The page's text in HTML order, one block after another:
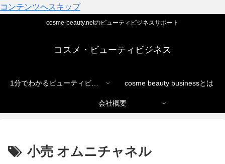
コンテンツへスキップ
cosme-beauty.netのビューティビジネスサポート
コスメ・ビューティビジネス
1分でわかるビューティビジネス cosme beauty businessとは
会社概要
小売 オムニチャネル